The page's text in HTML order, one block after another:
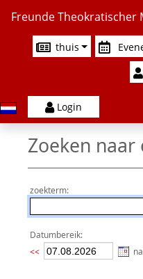
Freunde Theokratischer
thuis
Login
Zoeken
zoekterm:
Datumbereik:
<<